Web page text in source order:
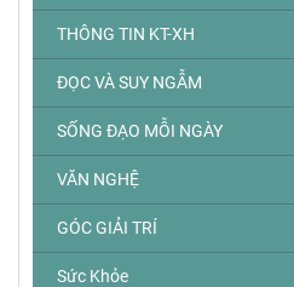
THÔNG TIN KT-XH
ĐỌC VÀ SUY NGẪM
SỐNG ĐẠO MỖI NGÀY
VĂN NGHỆ
GÓC GIẢI TRÍ
Sức Khỏe